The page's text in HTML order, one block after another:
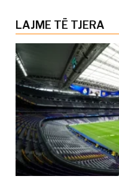
LAJME TË TJERA